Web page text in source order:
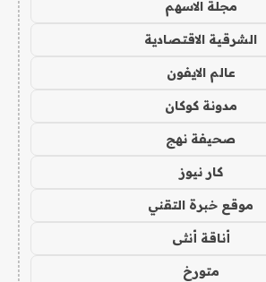
مجلة الاسهم
الشرقية الاقتصادية
عالم الايفون
مدونة كوكان
صحيفة نهج
كار نيوز
موقع خبرة التقني
أناقة أنثى
متورخ